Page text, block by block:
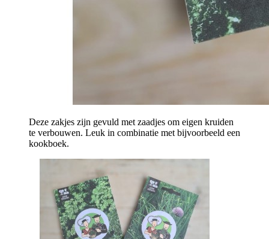
Deze zakjes zijn gevuld met zaadjes om eigen kruiden
te verbouwen. Leuk in combinatie met bijvoorbeeld een
kookboek.